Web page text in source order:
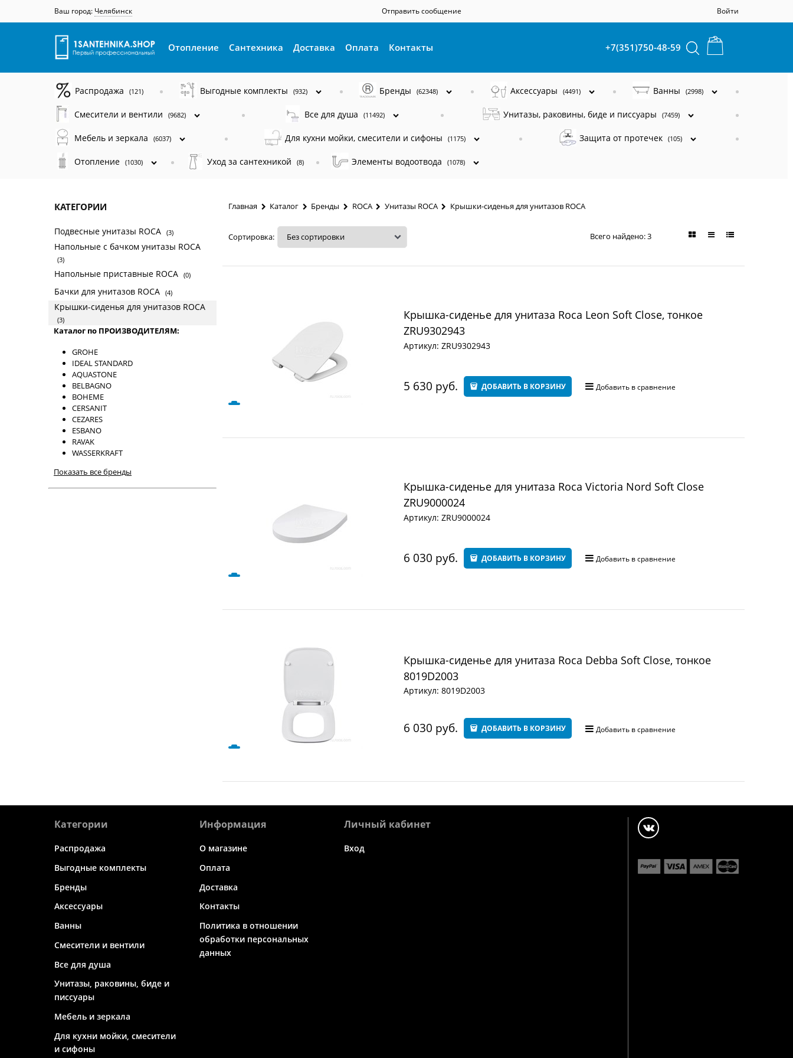
Ваш город: Челябинск Отправить сообщение Войти
Отопление Сантехника Доставка Оплата Контакты +7(351)750-48-59
Распродажа (121) Выгодные комплекты (932) Бренды (62348) Аксессуары (4491) Ванны (2998)
Смесители и вентили (9682) Все для душа (11492) Унитазы, раковины, биде и писсуары (7459)
Мебель и зеркала (6037) Для кухни мойки, смесители и сифоны (1175) Защита от протечек (105)
Отопление (1030) Уход за сантехникой (8) Элементы водоотвода (1078)
КАТЕГОРИИ
Подвесные унитазы ROCA (3)
Напольные c бачком унитазы ROCA
(3)
Напольные приставные ROCA (0)
Бачки для унитазов ROCA (4)
Крышки-сиденья для унитазов ROCA
(3)
Каталог по ПРОИЗВОДИТЕЛЯМ:
GROHE
IDEAL STANDARD
AQUASTONE
BELBAGNO
BOHEME
CERSANIT
CEZARES
ESBANO
RAVAK
WASSERKRAFT
Показать все бренды
Главная Каталог Бренды ROCA Унитазы ROCA Крышки-сиденья для унитазов ROCA
Сортировка: Всего найдено:3
Крышка-сиденье для унитаза Roca Leon Soft Close, тонкое
ZRU9302943
Артикул: ZRU9302943
5 630 руб. ДОБАВИТЬ В КОРЗИНУ Добавить в сравнение
Крышка-сиденье для унитаза Roca Victoria Nord Soft Close
ZRU9000024
Артикул: ZRU9000024
6 030 руб. ДОБАВИТЬ В КОРЗИНУ Добавить в сравнение
Крышка-сиденье для унитаза Roca Debba Soft Close, тонкое
8019D2003
Артикул: 8019D2003
6 030 руб. ДОБАВИТЬ В КОРЗИНУ Добавить в сравнение
Категории
Распродажа
Выгодные комплекты
Бренды
Аксессуары
Ванны
Смесители и вентили
Все для душа
Унитазы, раковины, биде и
писсуары
Мебель и зеркала
Для кухни мойки, смесители
и сифоны
Информация
О магазине
Оплата
Доставка
Контакты
Политика в отношении
обработки персональных
данных
Личный кабинет
Вход